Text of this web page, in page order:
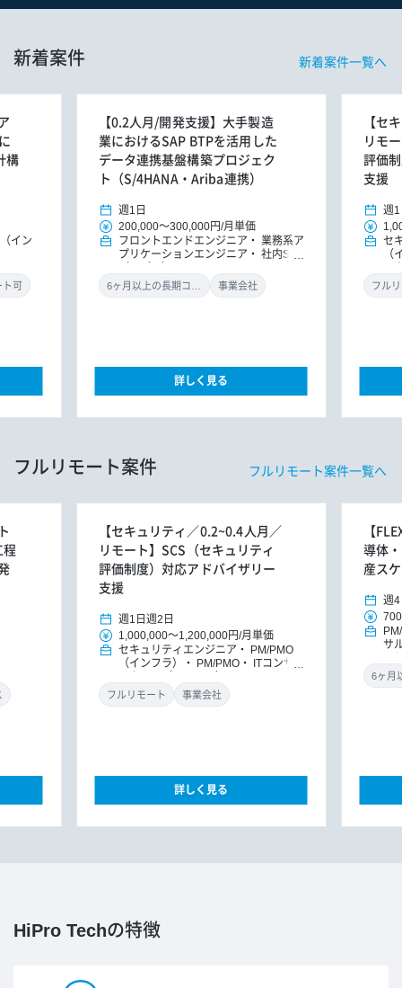
新着案件 新着案件一覧へ
構
イン
ト可
【0.2人月/開発支援】大手製造
業におけるSAP BTPを活用した
データ連携基盤構築プロジェク
ト（S/4HANA・Ariba連携）
週1日
200,000～300,000円/月単価
フロントエンドエンジニア
業務系ア
プリケーションエンジニア
社内SE
事業会社
詳しく見る
【セ
リモ
評価
支援
週1
セ
（
ン
フル
フルリモート案件 フルリモート案件一覧へ
程
【セキュリティ／0.2~0.4人月／
リモート】SCS（セキュリティ
評価制度）対応アドバイザリー
支援
週1日 週2日
1,000,000～1,200,000円/月単価
セキュリティエンジニア
PM/PMO
（インフラ）
PM/PMO
ITコンサ
ント
DXコンサルタント
フルリモート 事業会社
詳しく見る
【
導体
産ス
週4
サ
HiPro Techの特徴